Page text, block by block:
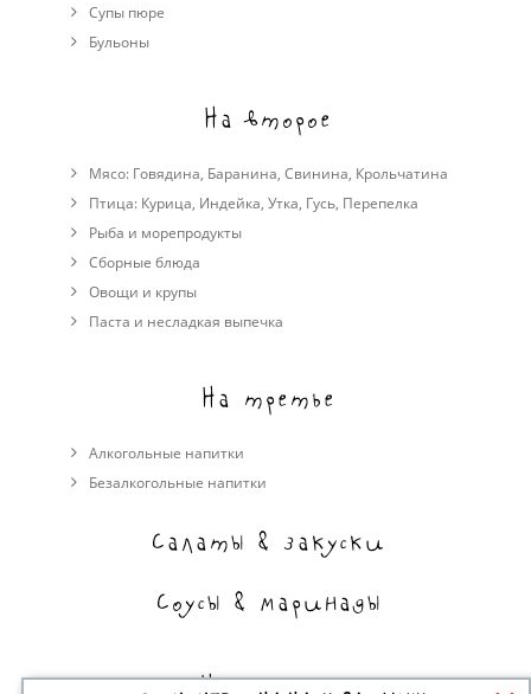
Cупы пюре
Бульоны
На второе
Мясо: Говядина, Баранина, Свинина, Крольчатина
Птица: Курица, Индейка, Утка, Гусь, Перепелка
Рыба и морепродукты
Сборные блюда
Овощи и крупы
Паста и несладкая выпечка
На третье
Алкогольные напитки
Безалкогольные напитки
Салаты & закуски
Соусы & маринады
На сладкое